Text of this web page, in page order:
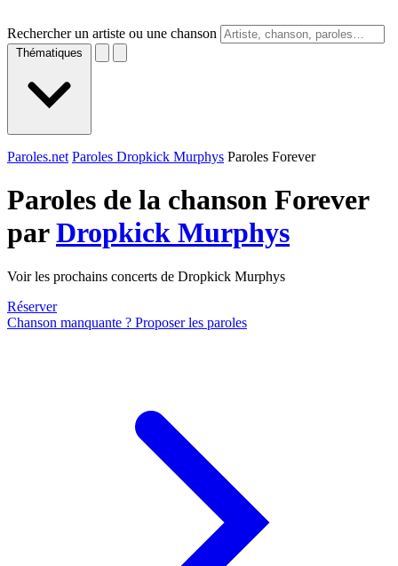
Rechercher un artiste ou une chanson
Thématiques
Paroles.net Paroles Dropkick Murphys Paroles Forever
Paroles de la chanson Forever
parDropkick Murphys
Voir les prochains concerts de Dropkick Murphys
Réserver
Chanson manquante ? Proposer les paroles